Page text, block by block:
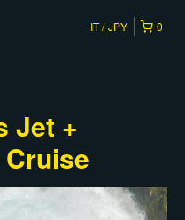
0
IT JPY
Jet +